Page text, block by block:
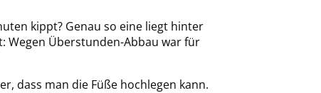
kippt? Genau so eine liegt hinter
Wegen Überstunden-Abbau war für
dass man die Füße hochlegen kann.